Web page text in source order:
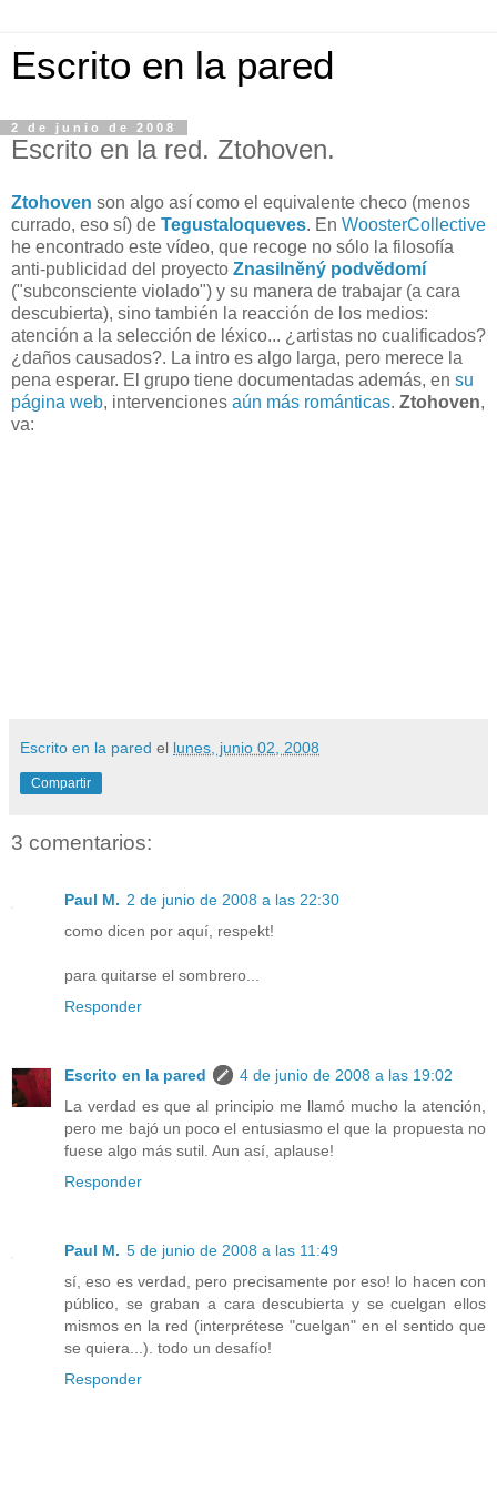
Escrito en la pared
2 de junio de 2008
Escrito en la red. Ztohoven.
Ztohoven son algo así como el equivalente checo (menos
currado, eso sí) de Tegustaloqueves. En WoosterCollective
he encontrado este vídeo, que recoge no sólo la filosofía
anti-publicidad del proyecto Znasilněný podvědomí
("subconsciente violado") y su manera de trabajar (a cara
descubierta), sino también la reacción de los medios:
atención a la selección de léxico... ¿artistas no cualificados?
¿daños causados?. La intro es algo larga, pero merece la
pena esperar. El grupo tiene documentadas además, en su
página web, intervenciones aún más románticas. Ztohoven,
va:
Escrito en la pared el lunes, junio 02, 2008
Compartir
3 comentarios:
Paul M. 2 de junio de 2008 a las 22:30
como dicen por aquí, respekt!
para quitarse el sombrero...
Responder
Escrito en la pared
4 de junio de 2008 a las 19:02
La verdad es que al principio me llamó mucho la atención,
pero me bajó un poco el entusiasmo el que la propuesta no
fuese algo más sutil. Aun así, aplause!
Responder
Paul M. 5 de junio de 2008 a las 11:49
sí, eso es verdad, pero precisamente por eso! lo hacen con
público, se graban a cara descubierta y se cuelgan ellos
mismos en la red (interprétese "cuelgan" en el sentido que
se quiera...). todo un desafío!
Responder